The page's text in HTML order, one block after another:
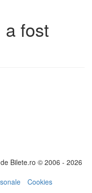
a fost
Bilete.ro © 2006 - 2026
Cookies